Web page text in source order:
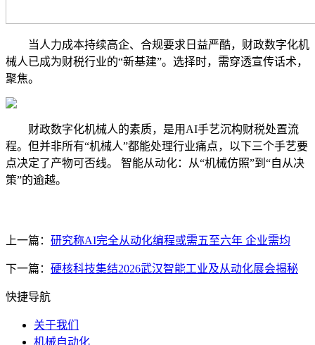
当人力成本持续高企、合规要求日益严酷，财政数字化机
械人已成为财税行业的“新基建”。选择时，需穿透宣传话术，
聚焦。
财政数字化机械人的素质，是用AI手艺沉构财税处置流
程。但并非所有“机械人”都能处理行业痛点，以下三个手艺要
点决定了产物可否线。 智能从动化：从“机械仿照”到“自从决
策”的逾越。
上一篇： 研究称AI完全从动化编程或需五至六年 企业需均
下一篇： 硬核科技集结2026武汉智能工业及从动化展会揭秘
快捷导航
关于我们
机械自动化